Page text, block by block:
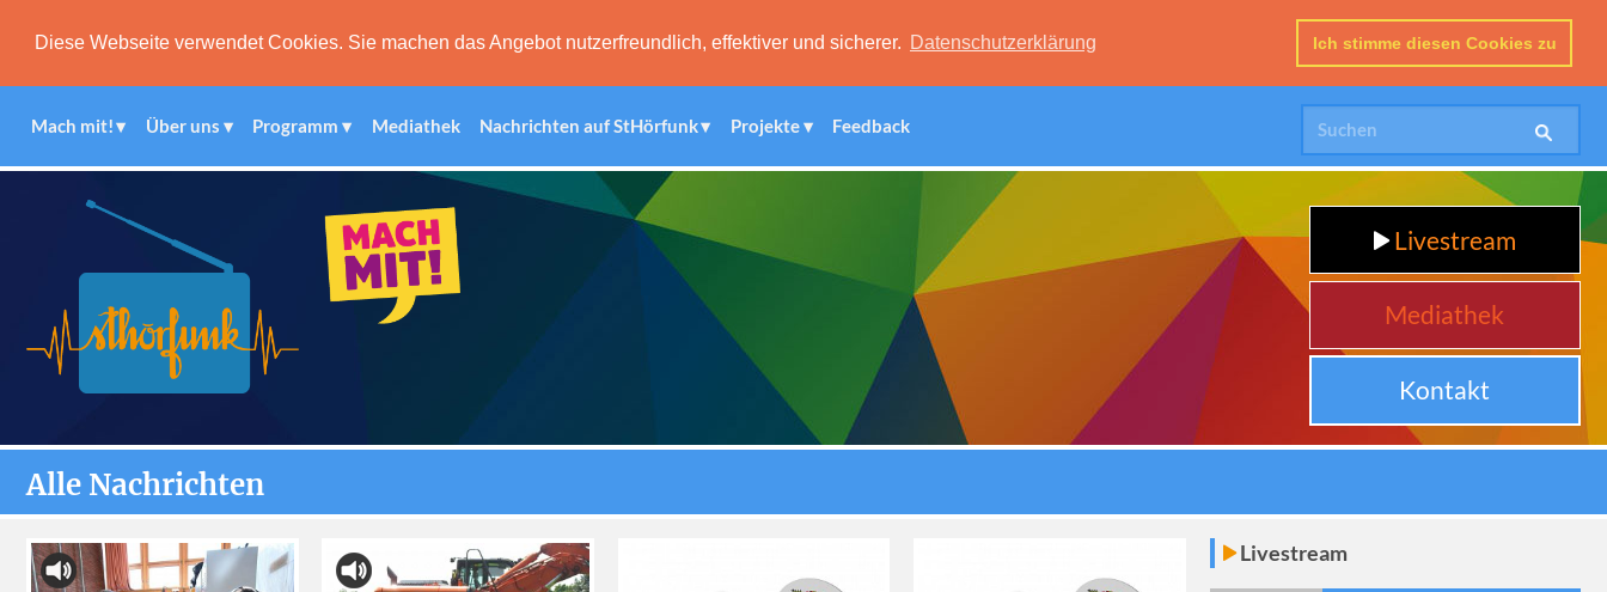
Diese Webseite verwendet Cookies. Sie machen das Angebot nutzerfreundlich, effektiver und sicherer. Datenschutzerklärung Ich stimme diesen Cookies zu
Mach mit! Über uns Programm Mediathek Nachrichten auf StHörfunk Projekte Feedback
Livestream
Mediathek
Kontakt
Alle Nachrichten
Livestream